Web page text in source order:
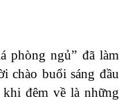
phòng ngủ” đã làm
chào buổi sáng đầu
đêm về là những